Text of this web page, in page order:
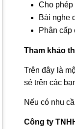
Cho phép
Bài nghe
Phân
Tham khảo
Trên đây là
sẻ trên các
Nếu có nhu
Công ty